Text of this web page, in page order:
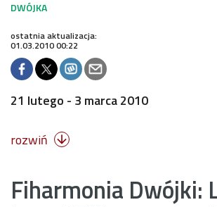
ostatnia aktualizacja:
01.03.2010 00:22
21 lutego - 3 marca 2010
rozwiń 
Fiharmonia Dwójki: